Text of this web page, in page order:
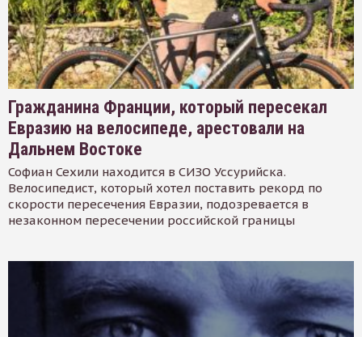
Гражданина Франции, который пересекал
Евразию на велосипеде, арестовали на
Дальнем Востоке
Софиан Сехили находится в СИЗО Уссурийска.
Велосипедист, который хотел поставить рекорд по
скорости пересечения Евразии, подозревается в
незаконном пересечении российской границы